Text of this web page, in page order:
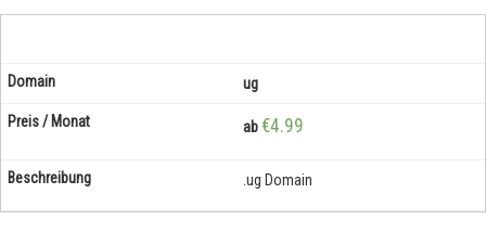
ug
ab€4.99
.ug Domain